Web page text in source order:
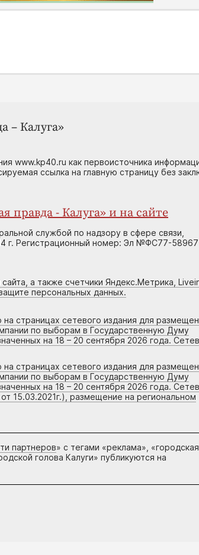
– Калуга»
www.kp40.ru как первоисточника
ссылка на главную страницу без
правда - Калуга» и на сайте
службой по надзору в сфере связи,
г. Регистрационный номер: Эл №ФС77-58967
а также счетчики Яндекс.Метрика,
персональных данных.
страницах сетевого издания для
по выборам в Государственную Думу
на 18 – 20 сентября 2026 года.
страницах сетевого издания для
по выборам в Государственную Думу
на 18 – 20 сентября 2026 года.
15.03.2021г.), размещение на региональном
партнеров» с тегами «реклама», «городская
голова Калуги» публикуются на